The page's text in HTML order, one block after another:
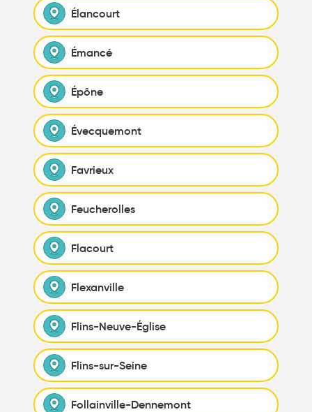
Élancourt
Émancé
Épône
Évecquemont
Favrieux
Feucherolles
Flacourt
Flexanville
Flins-Neuve-Église
Flins-sur-Seine
Follainville-Dennemont